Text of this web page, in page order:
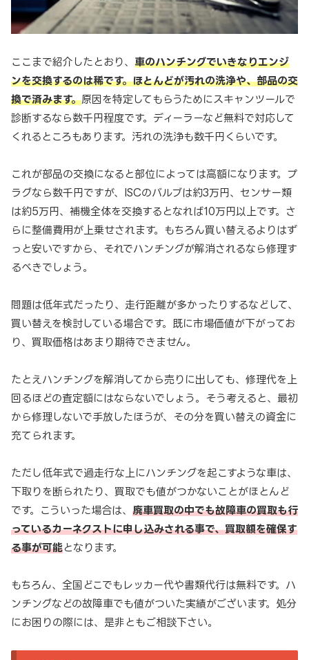
ここまで紹介したとおり、 車のハンチングでいきなりエンジ
ンを交換するのは稀です。ほとんどが汚れの洗浄や、部品の交
換で済みます。原因を特定してもらうためにスキャンツールで
診断するなら数千円程度です。ディーラーなど無料で対応して
くれるところもあります。汚れの洗浄も数千円くらいです。
これが部品の交換になると部位によっては高額になります。プ
ラグなら数千円ですが、ISCのバルブは約3万円、センサー類
は約5万円、補機全体を交換するとなれば10万円以上です。さ
らに整備費用が上乗せされます。もちろん買い替えるよりはず
っと安いですから、それでハンチングが解消されるなら修理す
るべきでしょう。
問題は低年式だったり、走行距離が多かったりするなどして、
買い替えを検討している場合です。既に市場価値が下がってお
り、買取価格はあまり期待できません。
たとえハンチングを解消してから売りに出しても、修理代を上
回るほどの査定額にはならないでしょう。そう考えると、最初
から修理しないで手放したほうが、その分を買い替えの資金に
充てられます。
ただし低年式で過走行な上にハンチングを起こすような車は、
下取りを断られたり、買取でも値がつかないことがほとんど
です。こういった場合は、 廃車買取の中でも故障車の買取も行
っているカーネクストに申し込みされる事で、買取額を確保す
る事が可能となります。
もちろん、全国どこでもレッカー代や書類代行は無料です。ハ
ンチングなどの故障車でも値がついた実績がございます。処分
にお困りの際には、是非ともご相談下さい。